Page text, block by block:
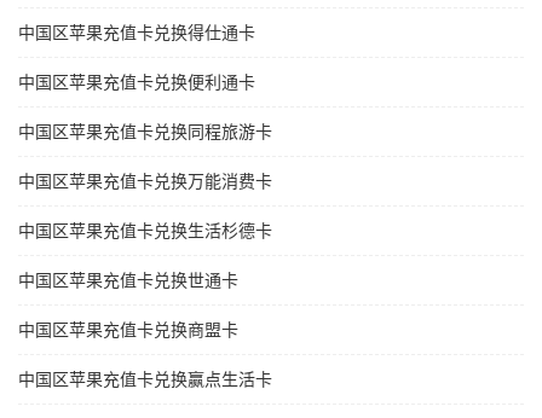
中国区苹果充值卡兑换得仕通卡
中国区苹果充值卡兑换便利通卡
中国区苹果充值卡兑换同程旅游卡
中国区苹果充值卡兑换万能消费卡
中国区苹果充值卡兑换生活杉德卡
中国区苹果充值卡兑换世通卡
中国区苹果充值卡兑换商盟卡
中国区苹果充值卡兑换赢点生活卡